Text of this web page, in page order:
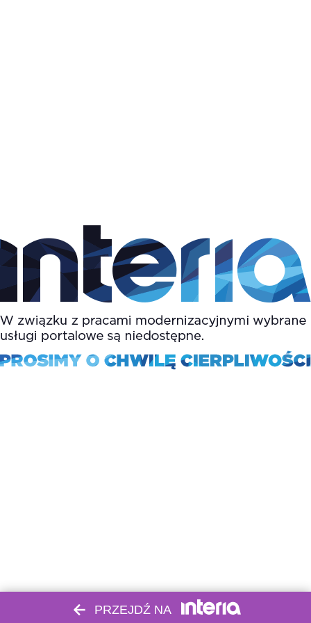
PRZEJDŹ NA